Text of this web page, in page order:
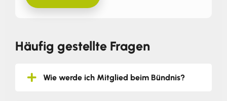
Häufig gestellte Fragen
Wie werde ich Mitglied beim Bündnis?